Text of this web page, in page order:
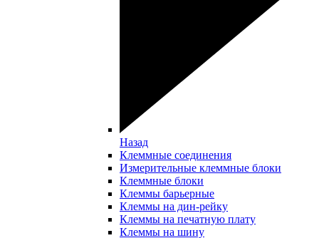
Назад
Клеммные соединения
Измерительные клеммные блоки
Клеммные блоки
Клеммы барьерные
Клеммы на дин-рейку
Клеммы на печатную плату
Клеммы на шину